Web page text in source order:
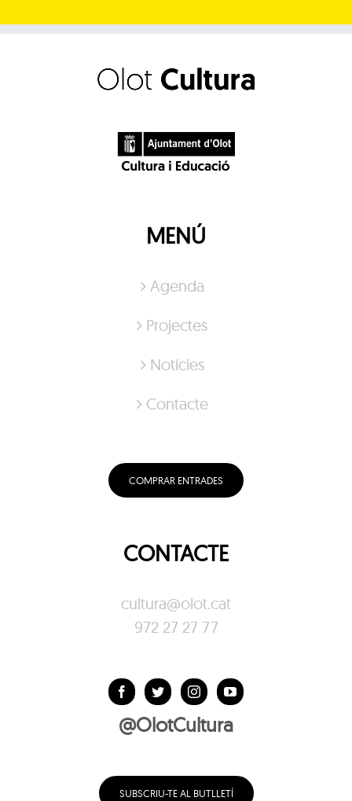
MENÚ
Agenda
Projectes
Notícies
Contacte
COMPRAR ENTRADES
CONTACTE
cultura@olot.cat
972 27 27 77
@OlotCultura
SUBSCRIU-TE AL BUTLLETÍ